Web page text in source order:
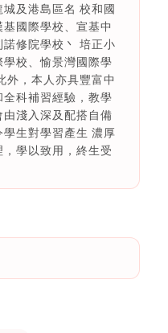
及港島區名 校和國
國際學校、宣基中
修院學校丶 培正小
校、愉景灣國際學
外，本人亦具豐富中
科補習經驗，教學
淺入深及配搭自備
生對學習產生 濃厚
學以致用，終生受